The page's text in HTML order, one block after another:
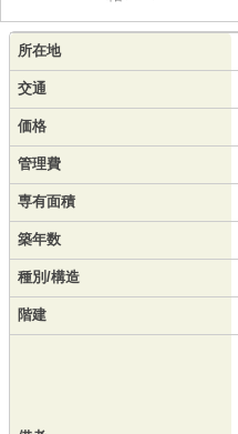
所在地
交通
価格
管理費
専有面積
築年数
種別/構造
階建